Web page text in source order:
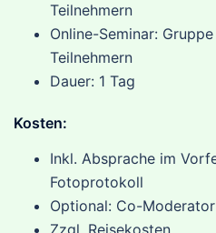
Teilnehmern
Online-Seminar:
Teilnehmern
Dauer: 1 Tag
Kosten:
Inkl. Absprache im
Fotoprotokoll
Optional: Co-Moderator